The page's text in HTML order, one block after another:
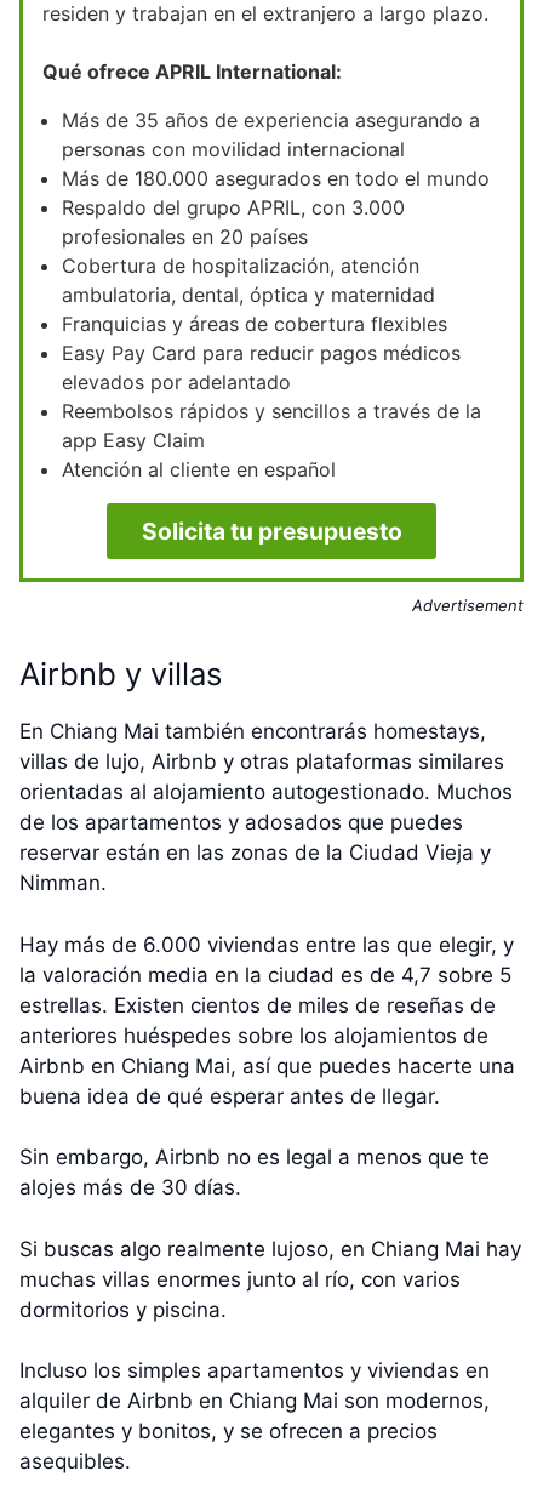
residen y trabajan en el extranjero a largo plazo.
Qué ofrece APRIL International:
Más de 35 años de experiencia asegurando a
personas con movilidad internacional
Más de 180.000 asegurados en todo el mundo
Respaldo del grupo APRIL, con 3.000
profesionales en 20 países
Cobertura de hospitalización, atención
ambulatoria, dental, óptica y maternidad
Franquicias y áreas de cobertura flexibles
Easy Pay Card para reducir pagos médicos
elevados por adelantado
Reembolsos rápidos y sencillos a través de la
app Easy Claim
Atención al cliente en español
Solicita tu presupuesto
Advertisement
Airbnb y villas
En Chiang Mai también encontrarás homestays,
villas de lujo, Airbnb y otras plataformas similares
orientadas al alojamiento autogestionado. Muchos
de los apartamentos y adosados que puedes
reservar están en las zonas de la Ciudad Vieja y
Nimman.
Hay más de 6.000 viviendas entre las que elegir, y
la valoración media en la ciudad es de 4,7 sobre 5
estrellas. Existen cientos de miles de reseñas de
anteriores huéspedes sobre los alojamientos de
Airbnb en Chiang Mai, así que puedes hacerte una
buena idea de qué esperar antes de llegar.
Sin embargo, Airbnb no es legal a menos que te
alojes más de 30 días.
Si buscas algo realmente lujoso, en Chiang Mai hay
muchas villas enormes junto al río, con varios
dormitorios y piscina.
Incluso los simples apartamentos y viviendas en
alquiler de Airbnb en Chiang Mai son modernos,
elegantes y bonitos, y se ofrecen a precios
asequibles.